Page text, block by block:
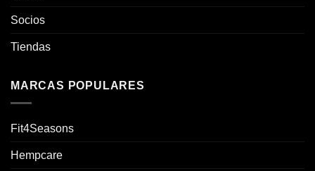
Socios
Tiendas
MARCAS POPULARES
Fit4Seasons
Hempcare